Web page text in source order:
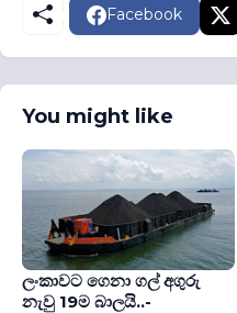
Facebook
You might like
ලංකාවට ගෙනා ගල් අගුරු
නැවු 19ම බාලයි..-